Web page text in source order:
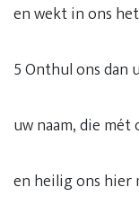
en wekt in ons
5 Onthul ons dan
uw naam, die mét
en heilig ons hier